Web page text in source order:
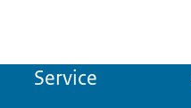
Service